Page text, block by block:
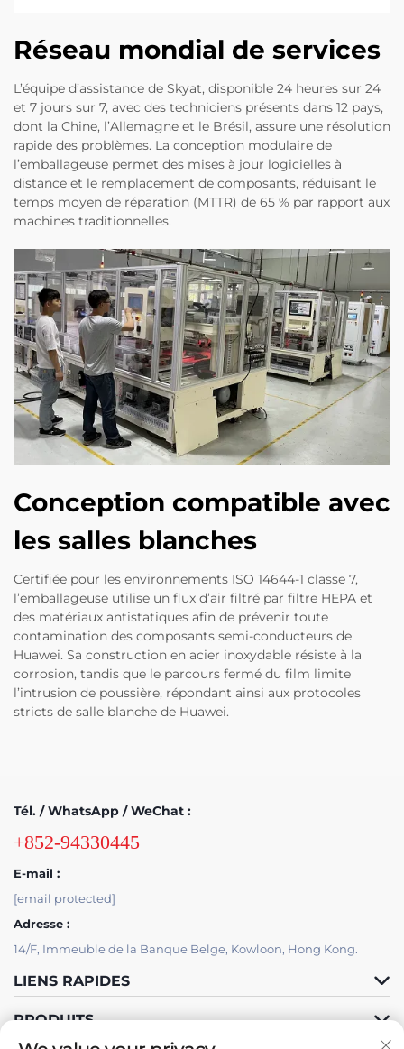
Réseau mondial de services
L’équipe d’assistance de Skyat, disponible 24 heures sur 24
et 7 jours sur 7, avec des techniciens présents dans 12 pays,
dont la Chine, l’Allemagne et le Brésil, assure une résolution
rapide des problèmes. La conception modulaire de
l’emballageuse permet des mises à jour logicielles à
distance et le remplacement de composants, réduisant le
temps moyen de réparation (MTTR) de 65 % par rapport aux
machines traditionnelles.
Conception compatible avec
les salles blanches
Certifiée pour les environnements ISO 14644-1 classe 7,
l’emballageuse utilise un flux d’air filtré par filtre HEPA et
des matériaux antistatiques afin de prévenir toute
contamination des composants semi-conducteurs de
Huawei. Sa construction en acier inoxydable résiste à la
corrosion, tandis que le parcours fermé du film limite
l’intrusion de poussière, répondant ainsi aux protocoles
stricts de salle blanche de Huawei.
Tél. / WhatsApp / WeChat :
+852-94330445
E-mail :
[email protected]
Adresse :
14/F, Immeuble de la Banque Belge, Kowloon, Hong Kong.
LIENS RAPIDES
PRODUITS